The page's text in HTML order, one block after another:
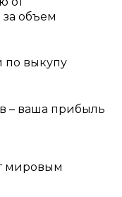
объем
по выкупу
– ваша прибыль
мировым